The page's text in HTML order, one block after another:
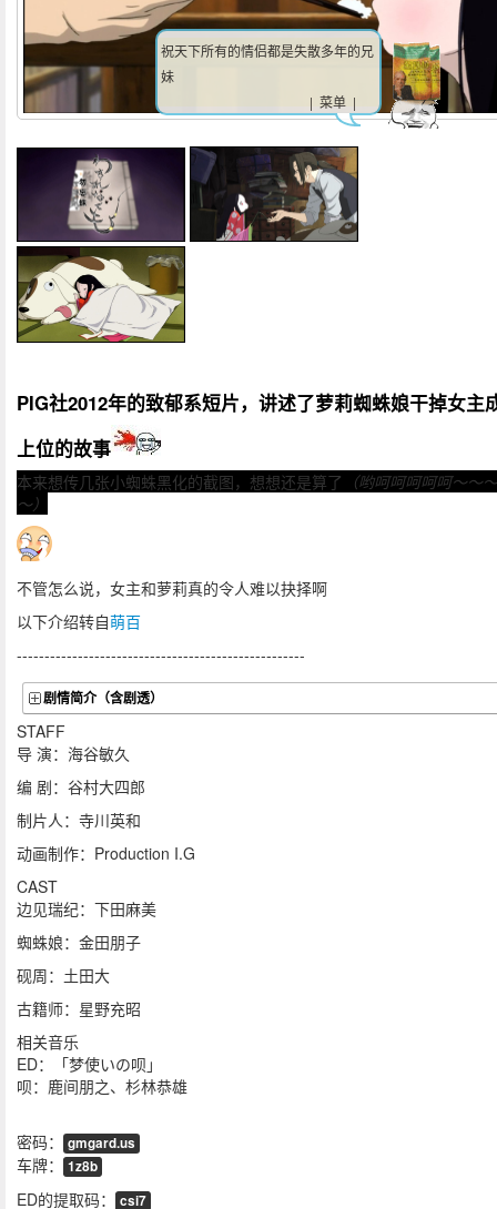
PIG社2012年的致郁系短片，讲述了萝莉蜘蛛娘干掉女主
上位的故事
本来想传几张小蜘蛛黑化的截图，想想还是算了 （哟呵呵呵呵呵～～
～）
不管怎么说，女主和萝莉真的令人难以抉择啊
以下介绍转自萌百
----------------------------------------------------
剧情简介（含剧透）
STAFF
导 演：海谷敏久
编 剧：谷村大四郎
制片人：寺川英和
动画制作：Production I.G
CAST
边见瑞纪：下田麻美
蜘蛛娘：金田朋子
砚周：土田大
古籍师：星野充昭
相关音乐
ED：「梦使いの呗」
呗：鹿间朋之、杉林恭雄
密码： gmgard.us
车牌： 1z8b
ED的提取码： csi7
祝天下所有的情侣都是失散多年的兄
妹
| 菜单 |